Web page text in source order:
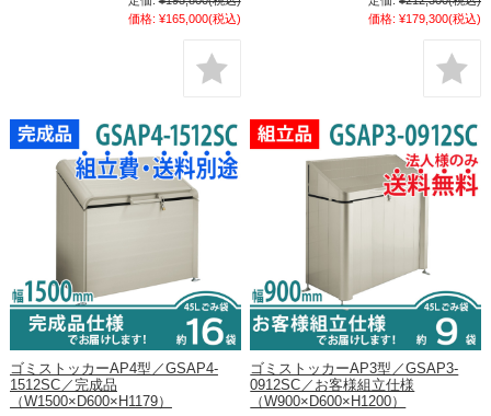
価格: ¥165,000(税込)
価格: ¥179,300(税込)
ゴミストッカーAP4型／GSAP4-
1512SC／完成品
（W1500×D600×H1179）
ゴミストッカーAP3型／GSAP3-
0912SC／お客様組立仕様
（W900×D600×H1200）